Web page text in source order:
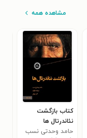
مشاهده همه
کتاب بازگشت
نئاندرتال ها
حامد وحدتی نسب